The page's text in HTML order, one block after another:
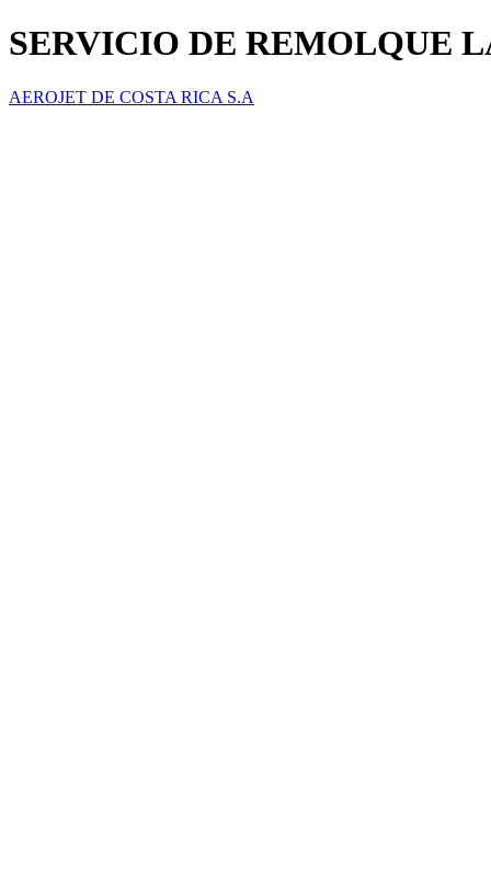
SERVICIO DE REMOLQUE
AEROJET DE COSTA RICA S.A